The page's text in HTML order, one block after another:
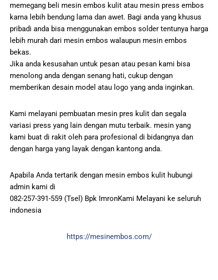
memegang beli mesin embos kulit atau mesin press embos
karna lebih bendung lama dan awet. Bagi anda yang khusus
pribadi anda bisa menggunakan embos solder tentunya harga
lebih murah dari mesin embos walaupun mesin embos
bekas.
Jika anda kesusahan untuk pesan atau pesan kami bisa
menolong anda dengan senang hati, cukup dengan
memberikan desain model atau logo yang anda inginkan.
Kami melayani pembuatan mesin pres kulit dan segala
variasi press yang lain dengan mutu terbaik. mesin yang
kami buat di rakit oleh para profesional di bidangnya dan
dengan harga yang layak dengan kantong anda.
Apabila Anda tertarik dengan mesin embos kulit hubungi
admin kami di
082-257-391-559 (Tsel) Bpk ImronKami Melayani ke seluruh
indonesia
https://mesinembos.com/